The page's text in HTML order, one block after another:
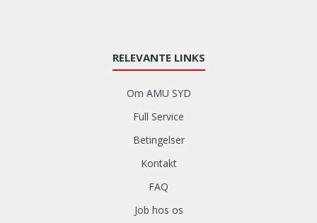
RELEVANTE LINKS
Om AMU SYD
Full Service
Betingelser
Kontakt
FAQ
Job hos os